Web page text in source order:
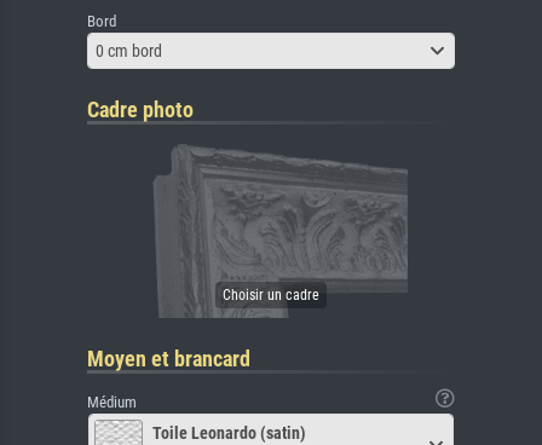
Bord
0 cm bord
Cadre photo
Moyen et brancard
Médium
Toile Leonardo (satin)